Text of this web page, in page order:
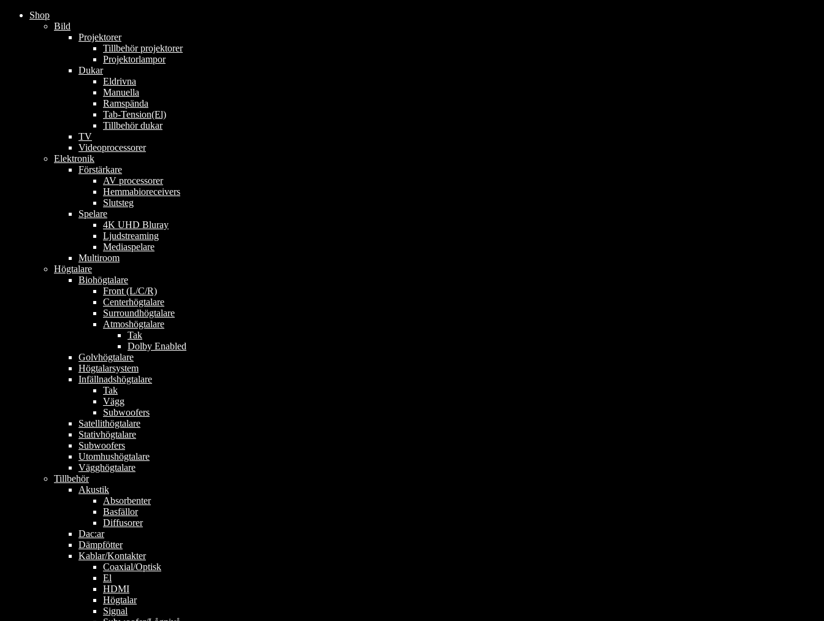
Shop
Bild
Projektorer
Tillbehör projektorer
Projektorlampor
Dukar
Eldrivna
Manuella
Ramspända
Tab-Tension(El)
Tillbehör dukar
TV
Videoprocessorer
Elektronik
Förstärkare
AV processorer
Hemmabioreceivers
Slutsteg
Spelare
4K UHD Bluray
Ljudstreaming
Mediaspelare
Multiroom
Högtalare
Biohögtalare
Front (L/C/R)
Centerhögtalare
Surroundhögtalare
Atmoshögtalare
Tak
Dolby Enabled
Golvhögtalare
Högtalarsystem
Infällnadshögtalare
Tak
Vägg
Subwoofers
Satellithögtalare
Stativhögtalare
Subwoofers
Utomhushögtalare
Vägghögtalare
Tillbehör
Akustik
Absorbenter
Basfällor
Diffusorer
Dac:ar
Dämpfötter
Kablar/Kontakter
Coaxial/Optisk
El
HDMI
Högtalar
Signal